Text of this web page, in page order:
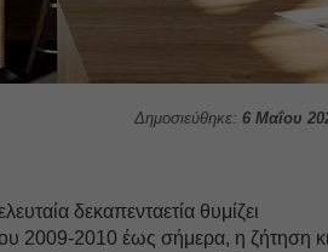
Δημοσιεύθηκε: 6 Μαΐου
δεκαπενταετία θυμίζει
2009-2010 έως σήμερα, η ζήτηση